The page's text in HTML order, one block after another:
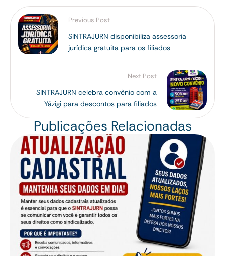
A
p
p
b
o
o
k
Previous Post
SINTRAJURN disponibiliza assessoria
jurídica gratuita para os filiados
Next Post
SINTRAJURN celebra convênio com a
Yázigi para descontos para filiados
Publicações Relacionadas